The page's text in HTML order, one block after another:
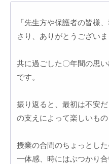
「先生方や保護者の皆様
さり、ありがとうございま
共に過ごした〇年間の思
です。
振り返ると、最初は不安
の支えによって楽しいもの
授業の合間のちょっとし
一体感、時にはぶつかり